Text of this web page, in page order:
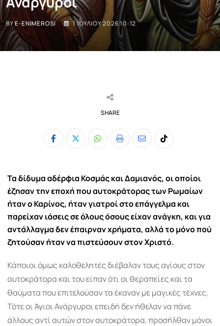
BYE-ENIMEROSI 1 ΙΟΥΛΊΟΥ 2026 10:12
SHARE
Whatsapp
Print
ShareTiktok
Τα δίδυμα αδέρφια Κοσμάς και Δαμιανός, οι οποίοι
έζησαν την εποχή που αυτοκράτορας των Ρωμαίων
ήταν ο Καρίνος, ήταν γιατροί στο επάγγελμα και
παρείχαν ιάσεις σε όλους όσους είχαν ανάγκη, και για
αντάλλαγμα δεν έπαιρναν χρήματα, αλλά το μόνο πού
ζητούσαν ήταν να πιστεύσουν στον Χριστό.
Κάποιοι όμως καλοθελητές διέβαλαν τους αγίους στον
αυτοκράτορα και του είπαν ότι οι θεραπείες και τα
θαύματα που επιτελούσαν τα έκαναν με μαγικές τέχνες.
Τότε οι Άγιοι Ανάργυροι επειδή δεν ήθελαν να πάνε
άλλους αντί αυτών στον αυτοκράτορα, προσήλθαν μόνοι